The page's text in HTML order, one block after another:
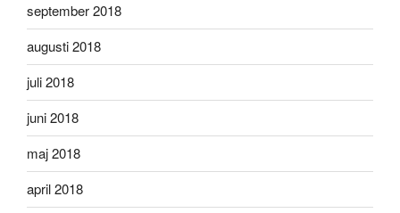
september 2018
augusti 2018
juli 2018
juni 2018
maj 2018
april 2018